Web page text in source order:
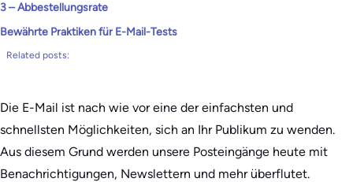
3 – Abbestellungsrate
Bewährte Praktiken für E-Mail-Tests
Related posts:
Die E-Mail ist nach wie vor eine der einfachsten und
schnellsten Möglichkeiten, sich an Ihr Publikum zu wenden.
Aus diesem Grund werden unsere Posteingänge heute mit
Benachrichtigungen, Newslettern und mehr überflutet.